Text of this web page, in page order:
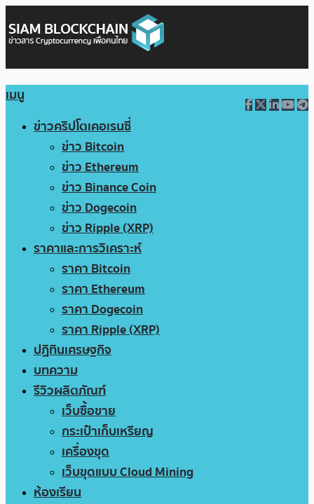
เมนู
ข่าวคริปโตเคอเรนซี่
ข่าว Bitcoin
ข่าว Ethereum
ข่าว Binance Coin
ข่าว Dogecoin
ข่าว Ripple (XRP)
ราคาและการวิเคราะห์
ราคา Bitcoin
ราคา Ethereum
ราคา Dogecoin
ราคา Ripple (XRP)
ปฏิทินเศรษฐกิจ
บทความ
รีวิวผลิตภัณฑ์
เว็บซื้อขาย
กระเป๋าเก็บเหรียญ
เครื่องขุด
เว็บขุดแบบ Cloud Mining
ห้องเรียน